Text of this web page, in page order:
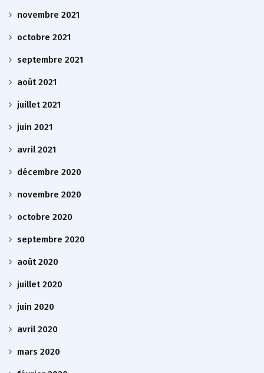
novembre 2021
octobre 2021
septembre 2021
août 2021
juillet 2021
juin 2021
avril 2021
décembre 2020
novembre 2020
octobre 2020
septembre 2020
août 2020
juillet 2020
juin 2020
avril 2020
mars 2020